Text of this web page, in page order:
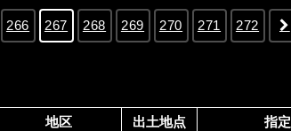
266 267 268 269 270 271 272
地区 出土地点 指定